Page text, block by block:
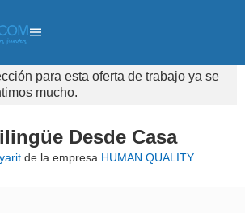
para esta oferta de trabajo ya se
mucho.
Desde Casa
de la empresa HUMAN QUALITY